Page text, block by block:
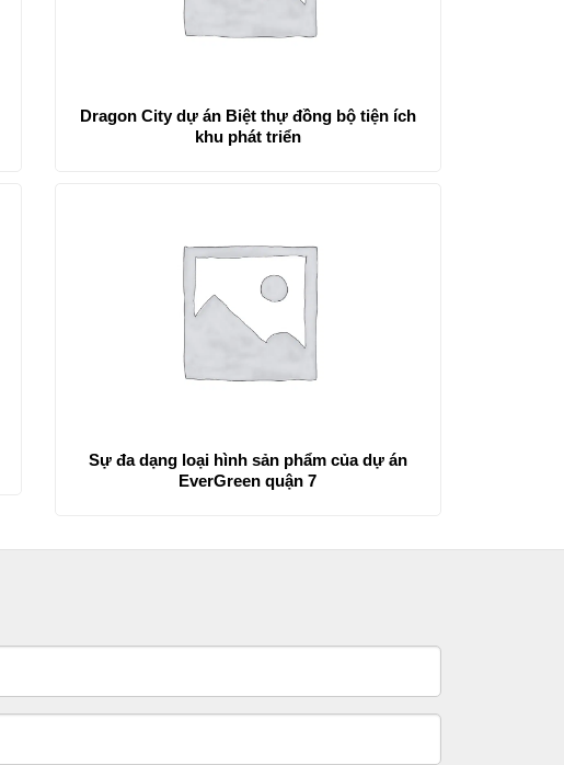
Dragon City dự án Biệt thự đồng bộ tiện ích
khu phát triển
Sự đa dạng loại hình sản phẩm của dự án
EverGreen quận 7